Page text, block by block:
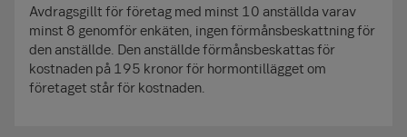
Avdragsgillt för företag med minst 10 anställda varav
minst 8 genomför enkäten, ingen förmånsbeskattning för
den anställde. Den anställde förmånsbeskattas för
kostnaden på 195 kronor för hormontillägget om
företaget står för kostnaden.